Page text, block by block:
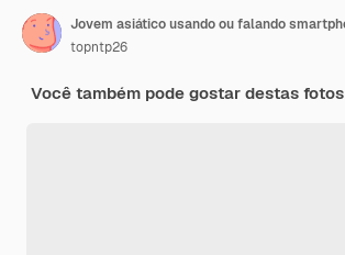
topntp26
Você também pode gostar destas fotos